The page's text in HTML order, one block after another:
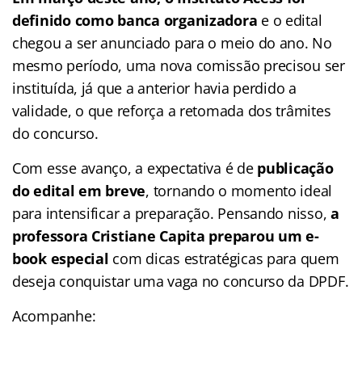
definido como banca organizadora e o edital
chegou a ser anunciado para o meio do ano. No
mesmo período, uma nova comissão precisou ser
instituída, já que a anterior havia perdido a
validade, o que reforça a retomada dos trâmites
do concurso.
Com esse avanço, a expectativa é depublicação
do edital em breve, tornando o momento ideal
para intensificar a preparação. Pensando nisso, a
professora Cristiane Capita preparou um e-
book especial com dicas estratégicas para quem
deseja conquistar uma vaga no concurso da DPDF.
Acompanhe: